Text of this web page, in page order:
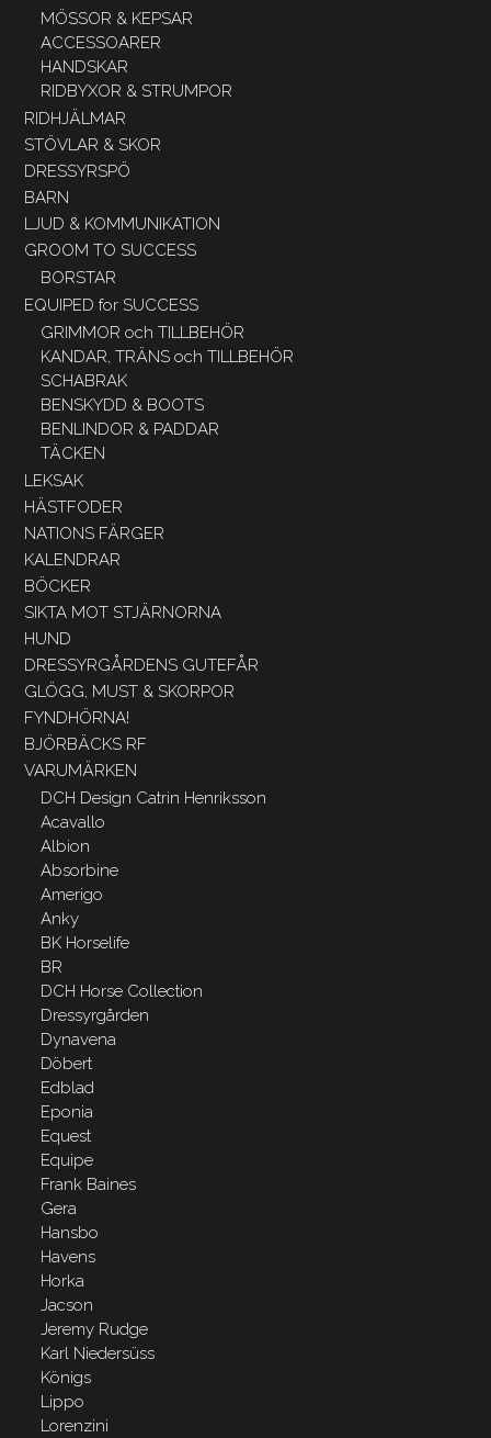
MÖSSOR & KEPSAR
ACCESSOARER
HANDSKAR
RIDBYXOR & STRUMPOR
RIDHJÄLMAR
STÖVLAR & SKOR
DRESSYRSPÖ
BARN
LJUD & KOMMUNIKATION
GROOM TO SUCCESS
BORSTAR
EQUIPED for SUCCESS
GRIMMOR och TILLBEHÖR
KANDAR, TRÄNS och TILLBEHÖR
SCHABRAK
BENSKYDD & BOOTS
BENLINDOR & PADDAR
TÄCKEN
LEKSAK
HÄSTFODER
NATIONS FÄRGER
KALENDRAR
BÖCKER
SIKTA MOT STJÄRNORNA
HUND
DRESSYRGÅRDENS GUTEFÅR
GLÖGG, MUST & SKORPOR
FYNDHÖRNA!
BJÖRBÄCKS RF
VARUMÄRKEN
DCH Design Catrin Henriksson
Acavallo
Albion
Absorbine
Amerigo
Anky
BK Horselife
BR
DCH Horse Collection
Dressyrgården
Dynavena
Döbert
Edblad
Eponia
Equest
Equipe
Frank Baines
Gera
Hansbo
Havens
Horka
Jacson
Jeremy Rudge
Karl Niedersüss
Königs
Lippo
Lorenzini